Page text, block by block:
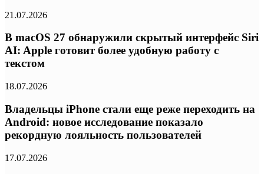
21.07.2026
В macOS 27 обнаружили скрытый интерфейс Siri
AI: Apple готовит более удобную работу с
текстом
18.07.2026
Владельцы iPhone стали еще реже переходить на
Android: новое исследование показало
рекордную лояльность пользователей
17.07.2026